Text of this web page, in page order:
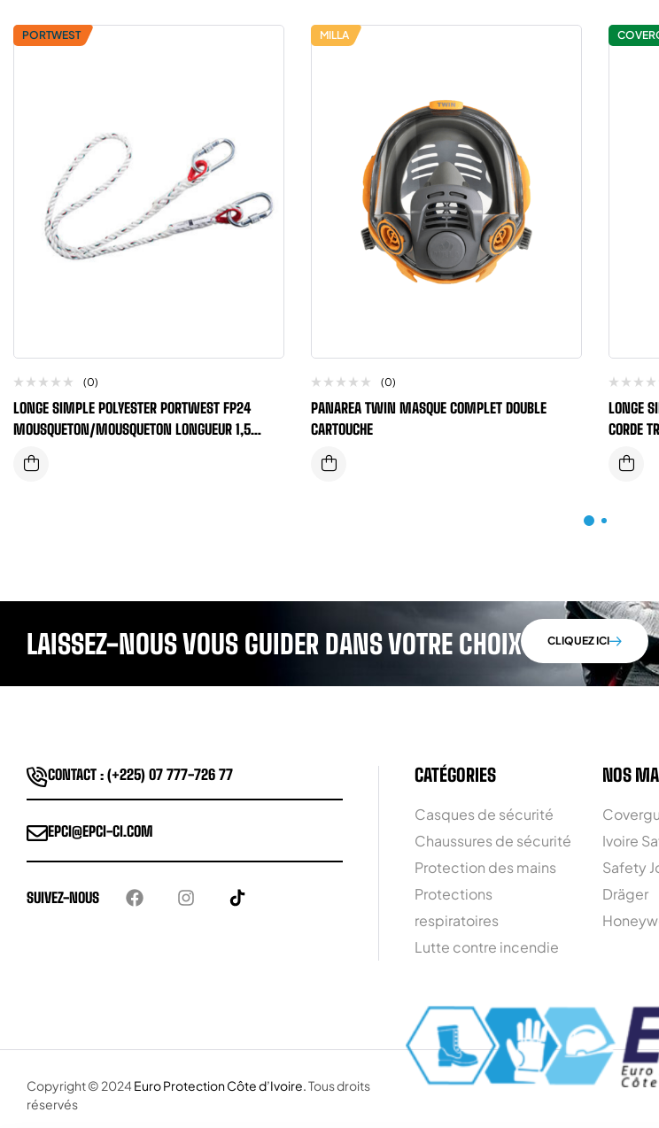
PORTWEST
(0)
LONGE SIMPLE POLYESTER PORTWEST FP24
MOUSQUETON/MOUSQUETON LONGUEUR 1,5
MILLA
(0)
PANAREA TWIN MASQUE COMPLET DOUBLE
CARTOUCHE
LONGE
CORDE
LAISSEZ-NOUS VOUS GUIDER DANS VOTRE CHOIX CLIQUEZ ICI
CONTACT : (+225) 07 777-726 77
EPCI@EPCI-CI.COM
SUIVEZ-NOUS
CATÉGORIES
Casques de sécurité
Chaussures de sécurité
Protection des mains
Protections
respiratoires
Lutte contre incendie
NOS
Ivoire
Safety
Dräger
Copyright © 2024 Euro Protection Côte d’Ivoire. Tous droits
réservés